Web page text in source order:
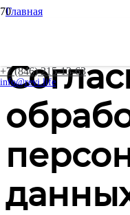
+7 (846) 215-13-63
info@revi.life
Главная